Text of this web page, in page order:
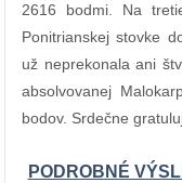
2616 bodmi. Na
Ponitrianskej stovke
už neprekonala ani
absolvovanej
bodov. Srdečne
PODROBNÉ